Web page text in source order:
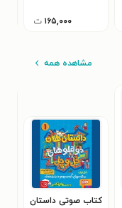
۱۶۵,۰۰۰ ت
مشاهده همه
کتاب صوتی داستان